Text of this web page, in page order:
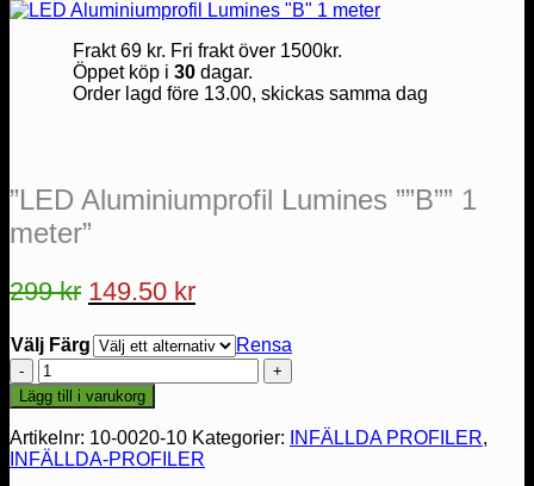
Frakt 69 kr. Fri frakt över 1500kr.
Öppet köp i 30dagar.
Order lagd före 13.00, skickas samma dag
”LED Aluminiumprofil Lumines ””B”” 1
meter”
299kr 149.50 kr
Välj Färg
Rensa
"LED
Aluminiumprofil
Lumines
""B""
1
meter"
Lägg till i varukorg
Artikelnr: 10-0020-10 Kategorier: INFÄLLDA PROFILER,
INFÄLLDA-PROFILER